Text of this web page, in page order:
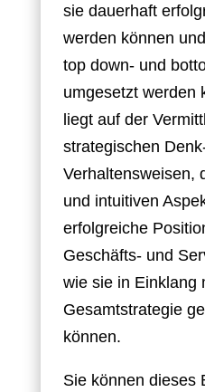
sie dauerhaft
werden können
top down- und
umgesetzt werden
liegt auf der
strategischen
Verhaltensweisen,
und intuitiven
erfolgreiche
Geschäfts- und
wie sie in Einklang
Gesamtstrategie
können.
Sie können dieses